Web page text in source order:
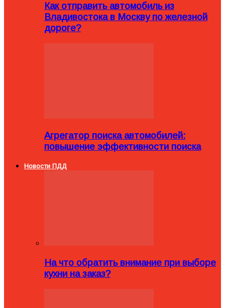
Как отправить автомобиль из
Владивостока в Москву по железной
дороге?
Агрегатор поиска автомобилей:
повышение эффективности поиска
Новости ПДД
На что обратить внимание при выборе
кухни на заказ?